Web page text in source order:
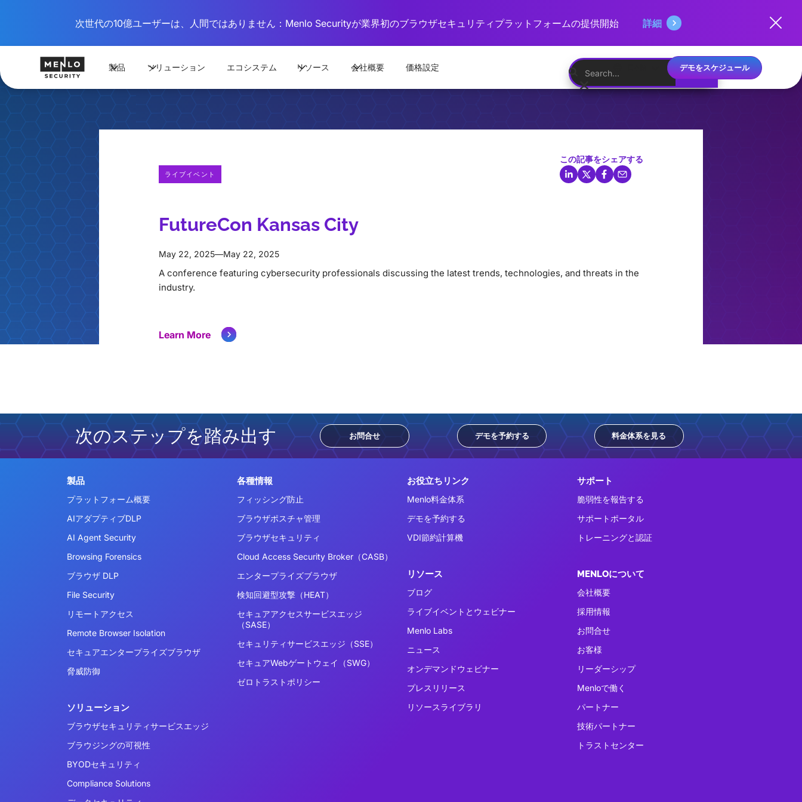
次世代の10億ユーザーは、人間ではありません：Menlo Securityが業界初のブラウザセキュリティプラットフォームの提供開始 詳細
製品 ソリューション エコシステム リソース 会社概要 価格設定 デモをスケジュール
ライブイベント
この記事をシェアする
FutureCon Kansas City
May 22, 2025—May 22, 2025
A conference featuring cybersecurity professionals discussing the latest trends, technologies, and threats in the
industry.
Learn More
次のステップを踏み出す お問合せ デモを予約する 料金体系を見る
製品
プラットフォーム概要
AIアダプティブDLP
AI Agent Security
Browsing Forensics
ブラウザ DLP
File Security
リモートアクセス
Remote Browser Isolation
セキュアエンタープライズブラウザ
脅威防御
ソリューション
ブラウザセキュリティサービスエッジ
ブラウジングの可視性
BYODセキュリティ
Compliance Solutions
各種情報
フィッシング防止
ブラウザポスチャ管理
ブラウザセキュリティ
Cloud Access Security Broker（CASB）
エンタープライズブラウザ
検知回避型攻撃（HEAT）
セキュアアクセスサービスエッジ
（SASE）
セキュリティサービスエッジ（SSE）
セキュアWebゲートウェイ（SWG）
ゼロトラストポリシー
お役立ちリンク
Menlo料金体系
デモを予約する
VDI節約計算機
リソース
ブログ
ライブイベントとウェビナー
Menlo Labs
ニュース
オンデマンドウェビナー
プレスリリース
リソースライブラリ
サポート
脆弱性を報告する
サポートポータル
トレーニングと認証
MENLOについて
会社概要
採用情報
お問合せ
お客様
リーダーシップ
Menloで働く
パートナー
技術パートナー
トラストセンター